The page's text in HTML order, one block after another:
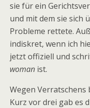
sie für ein
und mit dem sie sich
Probleme rettete.
indiskret, wenn ich
jetzt offiziell und
woman ist.
Wegen Verratschens
Kurz vor drei gab es